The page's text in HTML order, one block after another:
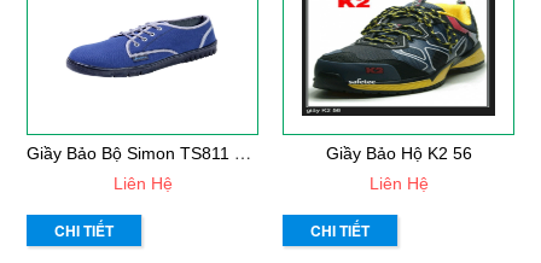
G
Iầy Bảo Bộ Simon TS811 Thái Lan
Liên Hệ
CHI TIẾT
Giầy Bảo Hộ K2 56
Liên Hệ
CHI TIẾT